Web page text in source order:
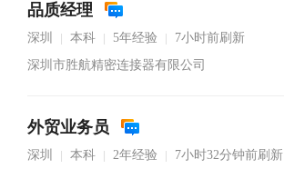
品质经理
深圳 本科 5年经验
7小时前刷新
深圳市胜航精密连接器有限公司
外贸业务员
深圳 本科 2年经验
7小时32分钟前刷新